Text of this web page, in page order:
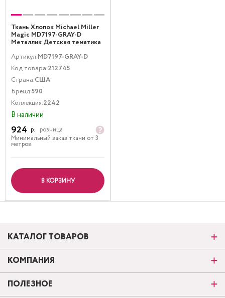
Ткань Хлопок Michael Miller
Magic MD7197-GRAY-D
Металлик Детская тематика
Артикул:MD7197-GRAY-D
Код товара:212745
Страна:США
Бренд:590
Коллекция:2242
В наличии
924 р.
розница
Минимальный заказ ткани от 3
метров
В КОРЗИНУ
КАТАЛОГ ТОВАРОВ
КОМПАНИЯ
ПОЛЕЗНОЕ